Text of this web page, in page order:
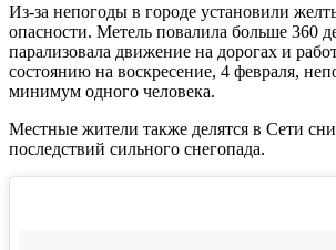
Из-за непогоды в городе установили
опасности. Метель повалила больше 360
парализовала движение на дорогах и
состоянию на воскресение, 4 февраля,
минимум одного человека.
Местные жители также делятся в Сети
последствий сильного снегопада.